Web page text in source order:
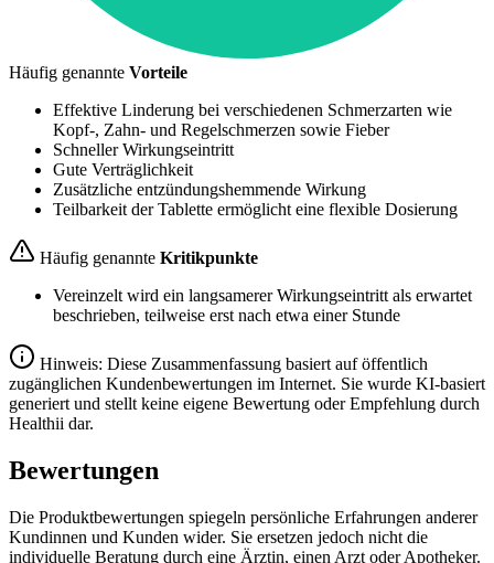
Häufig genannte Vorteile
Effektive Linderung bei verschiedenen Schmerzarten wie
Kopf-, Zahn- und Regelschmerzen sowie Fieber
Schneller Wirkungseintritt
Gute Verträglichkeit
Zusätzliche entzündungshemmende Wirkung
Teilbarkeit der Tablette ermöglicht eine flexible Dosierung
Häufig genannte Kritikpunkte
Vereinzelt wird ein langsamerer Wirkungseintritt als erwartet
beschrieben, teilweise erst nach etwa einer Stunde
Hinweis: Diese Zusammenfassung basiert auf öffentlich
zugänglichen Kundenbewertungen im Internet. Sie wurde KI-basiert
generiert und stellt keine eigene Bewertung oder Empfehlung durch
Healthii dar.
Bewertungen
Die Produktbewertungen spiegeln persönliche Erfahrungen anderer
Kundinnen und Kunden wider. Sie ersetzen jedoch nicht die
individuelle Beratung durch eine Ärztin, einen Arzt oder Apotheker.